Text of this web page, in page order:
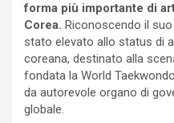
forma più importante di
Corea. Riconoscendo il
stato elevato allo status di
coreana, destinato alla
fondata la World
da autorevole organo di
globale.